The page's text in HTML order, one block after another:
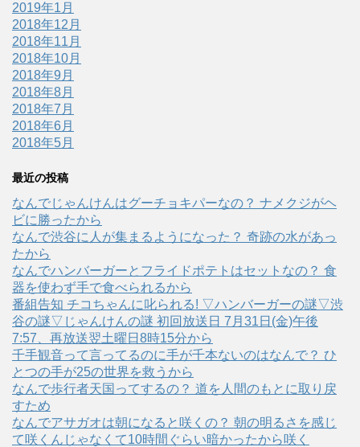
2019年1月
2018年12月
2018年11月
2018年10月
2018年9月
2018年8月
2018年7月
2018年6月
2018年5月
最近の投稿
なんでじゃんけんはグーチョキパーなの？ ナメクジがヘ
ビに勝ったから
なんで渋谷に人が集まるようになった？ 奇跡の水があっ
たから
なんでハンバーガーとフライドポテトはセットなの？ 食
器を使わず手で食べられるから
番組告知 チコちゃんに叱られる! ▽ハンバーガーの謎▽渋
谷の謎▽じゃんけんの謎 初回放送日 7月31日(金)午後
7:57、再放送翌土曜日8時15分から
千手観音って言ってるのに手が千本ないのはなんで？ ひ
とつの手が25の世界を救うから
なんで歩行者天国ってするの？ 道を人間のもとに取り戻
すため
なんでアサガオは朝になると咲くの？ 朝の明るさを感じ
て咲くんじゃなくて10時間ぐらい暗かったから咲く